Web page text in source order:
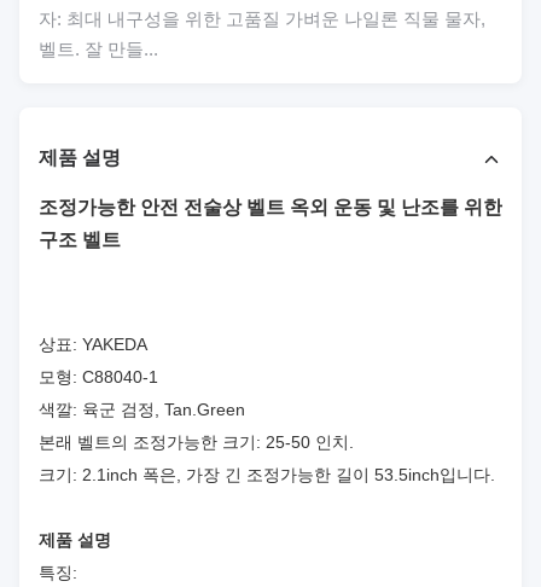
자: 최대 내구성을 위한 고품질 가벼운 나일론 직물 물자,
벨트. 잘 만들...
제품 설명
조정가능한 안전 전술상 벨트 옥외 운동 및 난조를 위한
구조 벨트
상표: YAKEDA
모형: C88040-1
색깔: 육군 검정, Tan.Green
본래 벨트의 조정가능한 크기: 25-50 인치.
크기: 2.1inch 폭은, 가장 긴 조정가능한 길이 53.5inch입니다.
제품 설명
특징: